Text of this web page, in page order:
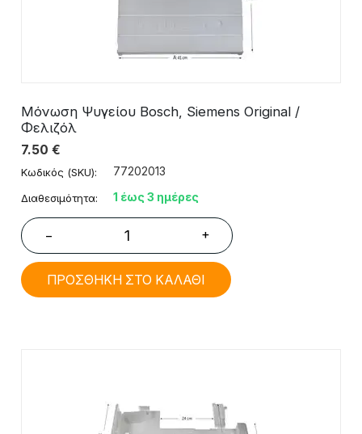
Μόνωση Ψυγείου Bosch, Siemens Original /
Φελιζόλ
7.50 €
Κωδικός (SKU): 77202013
Διαθεσιμότητα: 1 έως 3 ημέρες
− +
ΠΡΟΣΘΗΚΗ ΣΤΟ ΚΑΛΑΘΙ